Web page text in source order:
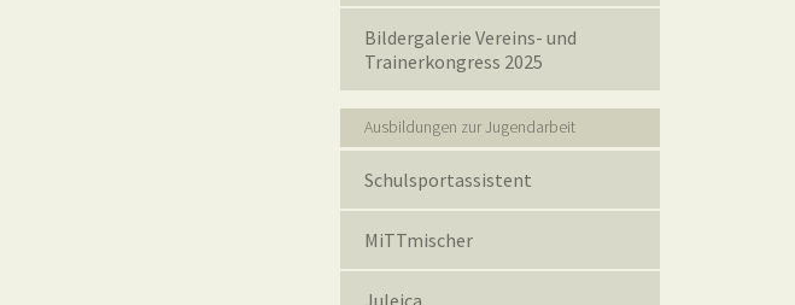
Bildergalerie Vereins- und
Trainerkongress 2025
Ausbildungen zur Jugendarbeit
Schulsportassistent
MiTTmischer
Juleica